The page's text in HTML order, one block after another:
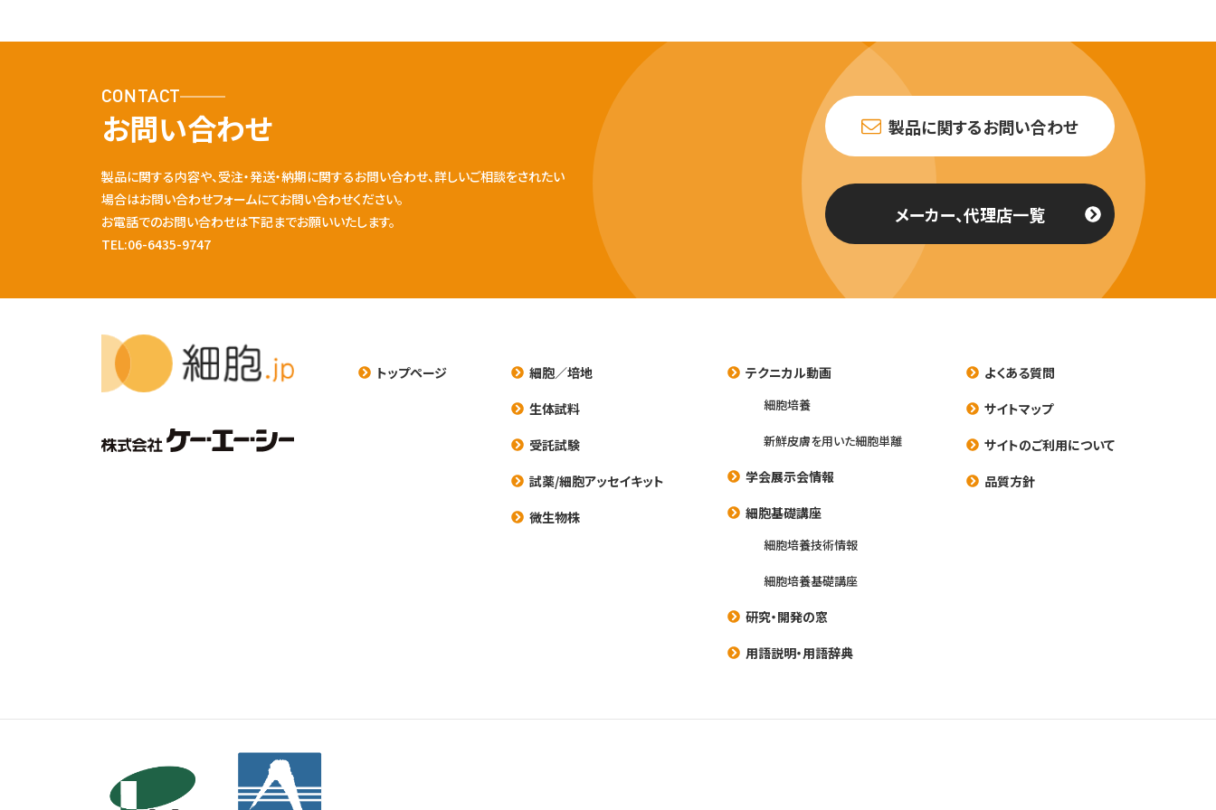
CONTACT
お問い合わせ
製品に関する内容や、受注・発送・納期に関するお問い合わせ、詳しいご相談をされたい
場合はお問い合わせフォームにてお問い合わせください。
お電話でのお問い合わせは下記までお願いいたします。
TEL:06-6435-9747
製品に関するお問い合わせ
メーカー、代理店一覧
トップページ
細胞／培地
生体試料
受託試験
試薬/細胞アッセイキット
微生物株
テクニカル動画
細胞培養
新鮮皮膚を用いた細胞単離
学会展示会情報
細胞基礎講座
細胞培養技術情報
細胞培養基礎講座
研究・開発の窓
用語説明・用語辞典
よくある質問
サイトマップ
サイトのご利用について
品質方針